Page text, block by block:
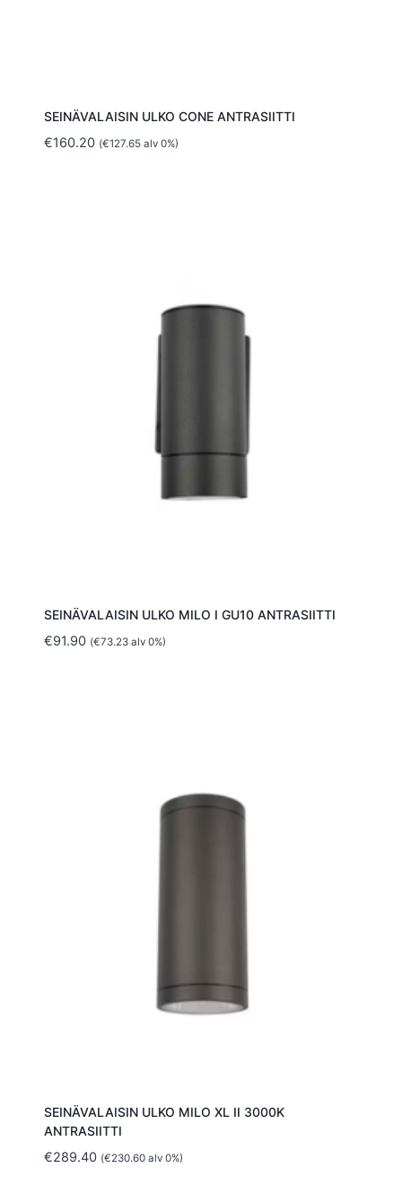
SEINÄVALAISIN ULKO CONE ANTRASIITTI
€160.20 (€127.65alv 0%)
SEINÄVALAISIN ULKO MILO I GU10 ANTRASIITTI
€91.90 (€73.23alv 0%)
SEINÄVALAISIN ULKO MILO XL II 3000K
ANTRASIITTI
€289.40 (€230.60alv 0%)